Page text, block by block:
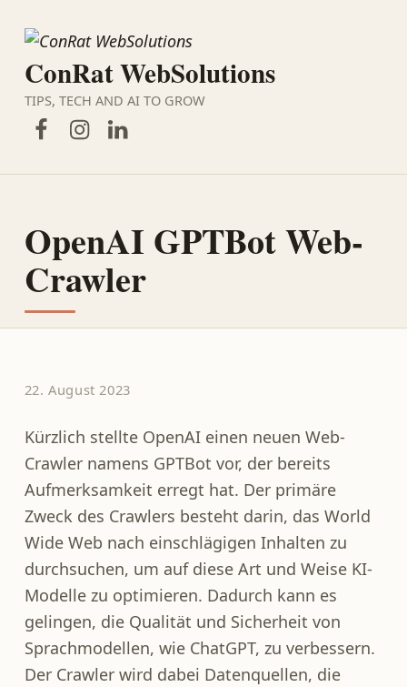
ConRat WebSolutions
TIPS, TECH AND AI TO GROW
Facebook
Instagram
LinkedIn
OpenAI GPTBot Web-
Crawler
22. August 2023
Kürzlich stellte OpenAI einen neuen Web-
Crawler namens GPTBot vor, der bereits
Aufmerksamkeit erregt hat. Der primäre
Zweck des Crawlers besteht darin, das World
Wide Web nach einschlägigen Inhalten zu
durchsuchen, um auf diese Art und Weise KI-
Modelle zu optimieren. Dadurch kann es
gelingen, die Qualität und Sicherheit von
Sprachmodellen, wie ChatGPT, zu verbessern.
Der Crawler wird dabei Datenquellen, die